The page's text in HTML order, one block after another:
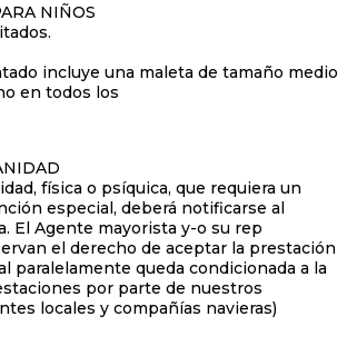
NIÑOS
incluye una maleta de tamaño medio
en todos los
física o psíquica, que requiera un
especial, deberá notificarse al
El Agente mayorista y-o su rep
el derecho de aceptar la prestación
paralelamente queda condicionada a la
por parte de nuestros
locales y compañías navieras)